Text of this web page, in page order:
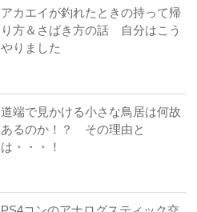
アカエイが釣れたときの持って帰
り方＆さばき方の話 自分はこう
やりました
道端で見かける小さな鳥居は何故
あるのか！？ その理由と
は・・・！